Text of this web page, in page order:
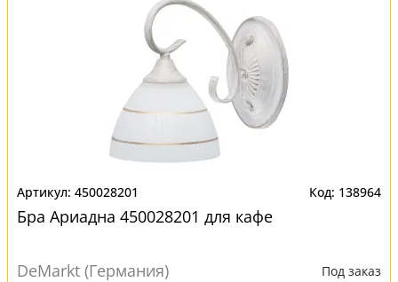
450028201 138964
Бра Ариадна 450028201 для кафе
DeMarkt (Германия) Под заказ